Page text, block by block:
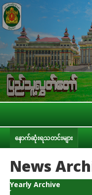
နောက်ဆုံးရသတင်းများ
ပြည်သူ့လွှတ်တော် အစို
News
Yearly Archive